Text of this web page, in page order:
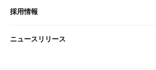
大和総研の強み
先端テクノロジーに基づく新たな価値の創出
政策分析
次世代社会への貢献
会社情報 トップ
会社概要・役員一覧
採用情報
採用情報 トップ
ニュースリリース